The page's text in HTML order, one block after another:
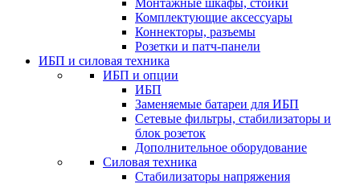
Монтажные шкафы, стойки
Комплектующие аксессуары
Коннекторы, разъемы
Розетки и патч-панели
ИБП и силовая техника
ИБП и опции
ИБП
Заменяемые батареи для ИБП
Сетевые фильтры, стабилизаторы и
блок розеток
Дополнительное оборудование
Силовая техника
Стабилизаторы напряжения